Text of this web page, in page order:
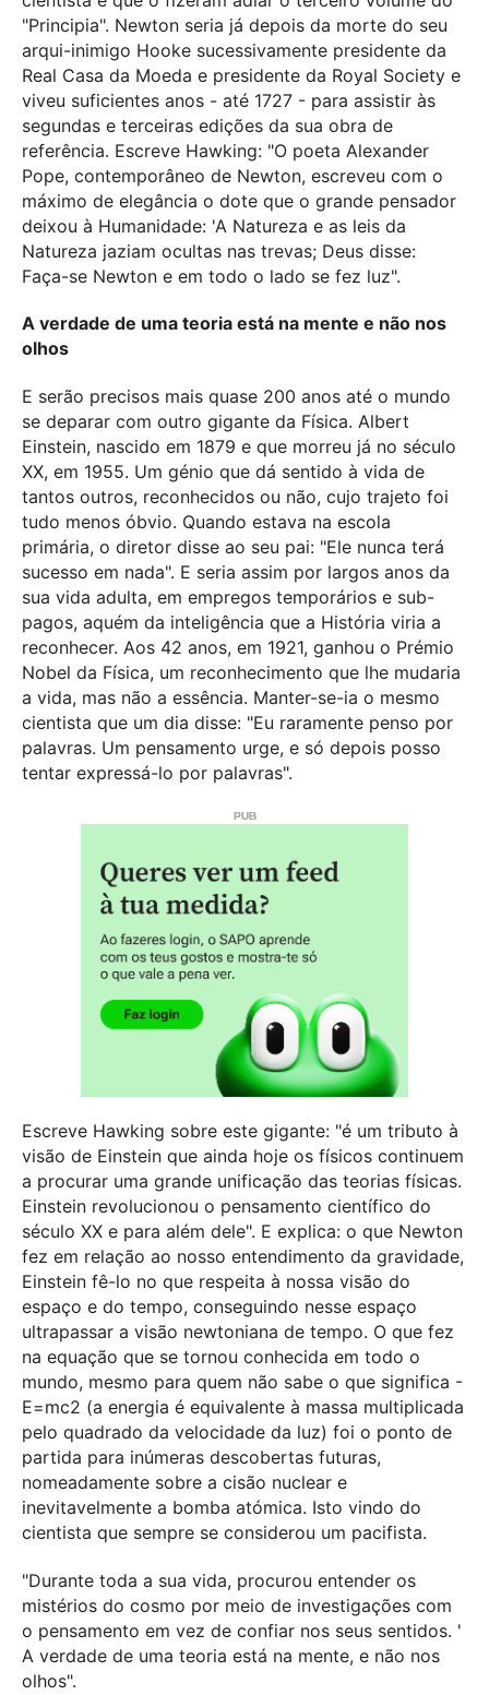
"Principia". Newton seria já depois da morte do seu
arqui-inimigo Hooke sucessivamente presidente da
Real Casa da Moeda e presidente da Royal Society e
viveu suficientes anos - até 1727 - para assistir às
segundas e terceiras edições da sua obra de
referência. Escreve Hawking: "O poeta Alexander
Pope, contemporâneo de Newton, escreveu com o
máximo de elegância o dote que o grande pensador
deixou à Humanidade: 'A Natureza e as leis da
Natureza jaziam ocultas nas trevas; Deus disse:
Faça-se Newton e em todo o lado se fez luz".
A verdade de uma teoria está na mente e não nos
olhos
E serão precisos mais quase 200 anos até o mundo
se deparar com outro gigante da Física. Albert
Einstein, nascido em 1879 e que morreu já no século
XX, em 1955. Um génio que dá sentido à vida de
tantos outros, reconhecidos ou não, cujo trajeto foi
tudo menos óbvio. Quando estava na escola
primária, o diretor disse ao seu pai: "Ele nunca terá
sucesso em nada". E seria assim por largos anos da
sua vida adulta, em empregos temporários e sub-
pagos, aquém da inteligência que a História viria a
reconhecer. Aos 42 anos, em 1921, ganhou o Prémio
Nobel da Física, um reconhecimento que lhe mudaria
a vida, mas não a essência. Manter-se-ia o mesmo
cientista que um dia disse: "Eu raramente penso por
palavras. Um pensamento urge, e só depois posso
tentar expressá-lo por palavras".
Escreve Hawking sobre este gigante: "é um tributo à
visão de Einstein que ainda hoje os físicos continuem
a procurar uma grande unificação das teorias físicas.
Einstein revolucionou o pensamento científico do
século XX e para além dele". E explica: o que Newton
fez em relação ao nosso entendimento da gravidade,
Einstein fê-lo no que respeita à nossa visão do
espaço e do tempo, conseguindo nesse espaço
ultrapassar a visão newtoniana de tempo. O que fez
na equação que se tornou conhecida em todo o
mundo, mesmo para quem não sabe o que significa -
E=mc2 (a energia é equivalente à massa multiplicada
pelo quadrado da velocidade da luz) foi o ponto de
partida para inúmeras descobertas futuras,
nomeadamente sobre a cisão nuclear e
inevitavelmente a bomba atómica. Isto vindo do
cientista que sempre se considerou um pacifista.
"Durante toda a sua vida, procurou entender os
mistérios do cosmo por meio de investigações com
o pensamento em vez de confiar nos seus sentidos. '
A verdade de uma teoria está na mente, e não nos
olhos".